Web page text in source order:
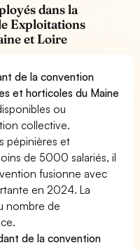
dans la
Exploitations
et Loire
de la convention
et horticoles du Maine
ou
collective.
pépinières et
de 5000 salariés, il
fusionne avec
en 2024. La
nombre de
de la convention